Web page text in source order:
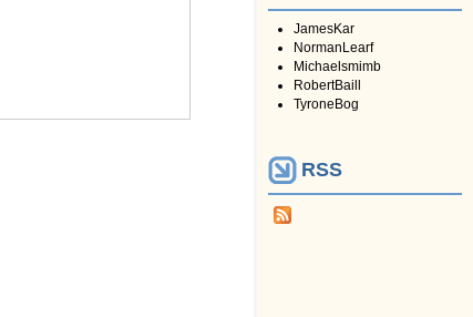
JamesKar
NormanLearf
Michaelsmimb
RobertBaill
TyroneBog
RSS